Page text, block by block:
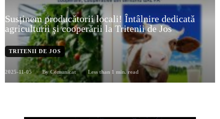
Susținem producătorii locali! Întâlnire dedicată
agriculturii și cooperării la Tritenii de Jos
TRITENII DE JOS
2025-11-05 By Comunicat Less than 1 min. read